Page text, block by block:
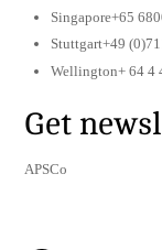
Singapore+65
Stuttgart+49
Wellington+ 64 4
Get
APSCo